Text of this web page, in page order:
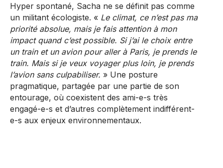
Hyper spontané, Sacha ne se définit pas comme
un militant écologiste. « Le climat, ce n’est pas ma
priorité absolue, mais je fais attention à mon
impact quand c’est possible. Si j’ai le choix entre
un train et un avion pour aller à Paris, je prends le
train. Mais si je veux voyager plus loin, je prends
l’avion sans culpabiliser. » Une posture
pragmatique, partagée par une partie de son
entourage, où coexistent des ami-e-s très
engagé-e-s et d’autres complètement indifférent-
e-s aux enjeux environnementaux.